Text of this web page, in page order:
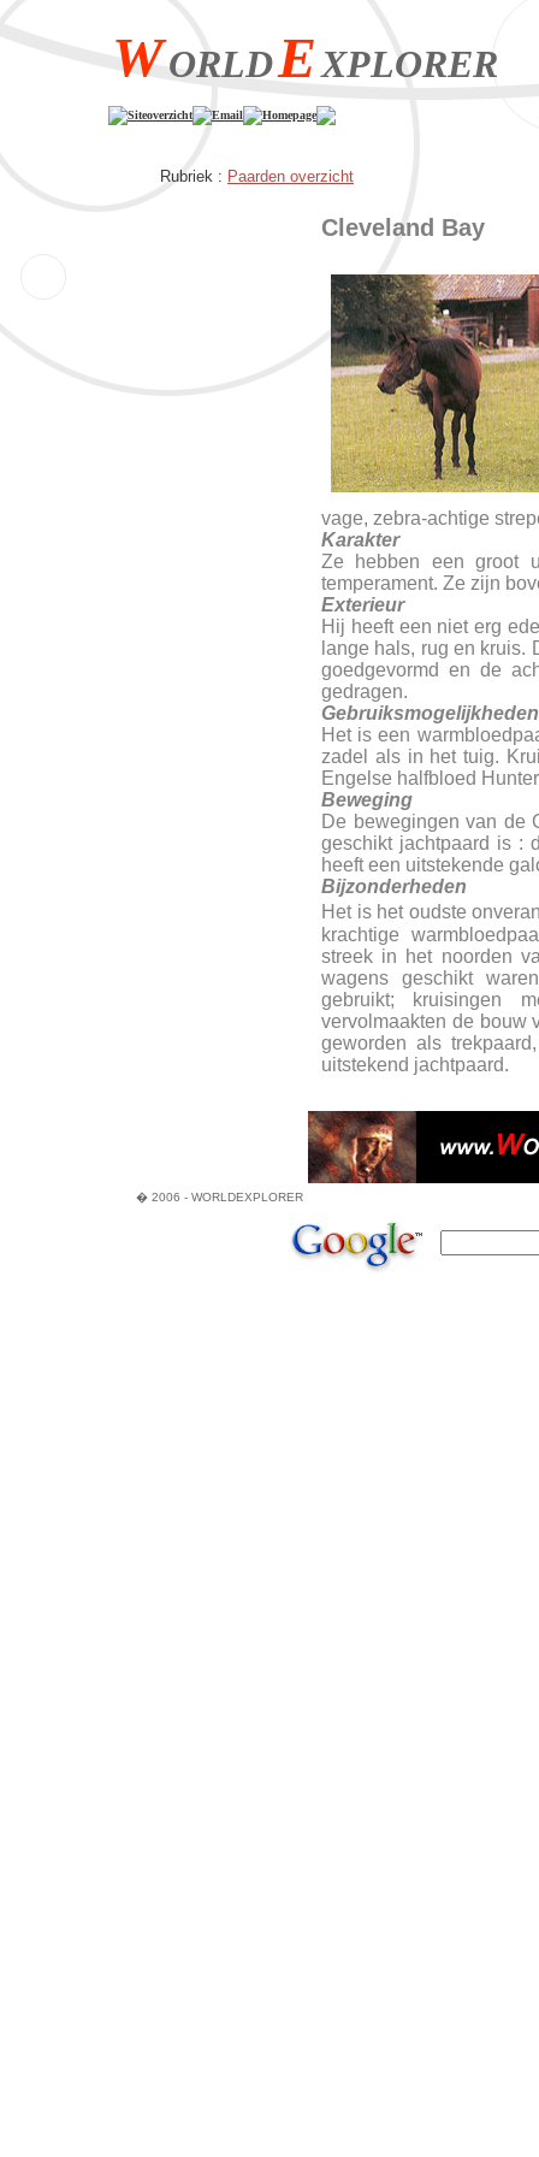
WORLDEXPLORER
Siteoverzicht Email Homepage
Rubriek : Paarden overzicht
Cleveland Bay
vage, zebra-achtige
Karakter
Ze hebben een groot
temperament. Ze zijn
Exterieur
Hij heeft een niet erg
lange hals, rug en kruis.
goedgevormd en de
gedragen.
Gebruiksmogelijkheden
Het is een
zadel als in het tuig.
Engelse halfbloed
Beweging
De bewegingen van de
geschikt jachtpaard is :
heeft een uitstekende
Bijzonderheden
Het is het oudste
krachtige
streek in het noorden
wagens geschikt
gebruikt; kruisingen
vervolmaakten de bouw
geworden als
uitstekend jachtpaard.
� 2006 - WORLDEXPLORER